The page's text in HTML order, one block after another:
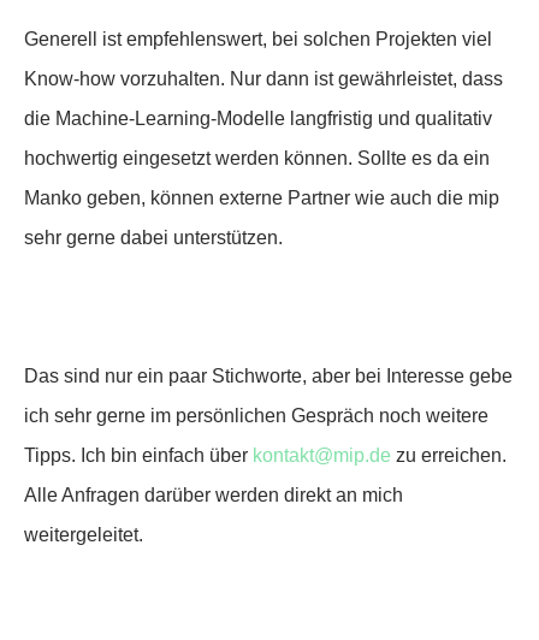
Generell ist empfehlenswert, bei solchen Projekten viel
Know-how vorzuhalten. Nur dann ist gewährleistet, dass
die Machine-Learning-Modelle langfristig und qualitativ
hochwertig eingesetzt werden können. Sollte es da ein
Manko geben, können externe Partner wie auch die mip
sehr gerne dabei unterstützen.
Das sind nur ein paar Stichworte, aber bei Interesse gebe
ich sehr gerne im persönlichen Gespräch noch weitere
Tipps. Ich bin einfach über kontakt@mip.de zu erreichen.
Alle Anfragen darüber werden direkt an mich
weitergeleitet.